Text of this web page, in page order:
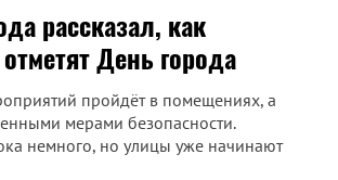
рассказал, как
День города
пройдёт в помещениях, а
мерами безопасности.
немного, но улицы уже начинают